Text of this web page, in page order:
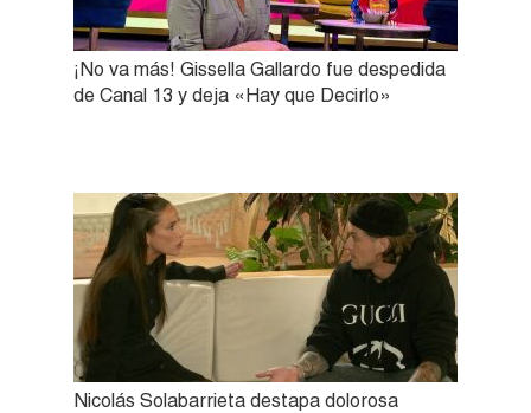
¡No va más! Gissella Gallardo fue despedida
de Canal 13 y deja «Hay que Decirlo»
Nicolás Solabarrieta destapa dolorosa